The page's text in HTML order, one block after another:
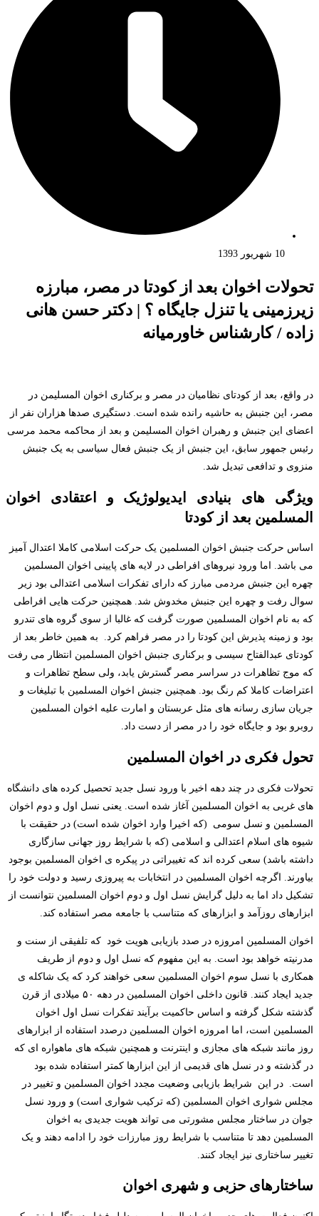
10 شهریور 1393
تحولات اخوان بعد از کودتا در مصر، مبارزه
زیرزمینی یا تنزل جایگاه ؟ | دکتر حسن هانی
زاده / کارشناس خاورمیانه
در واقع، بعد از کودتای نظامیان در مصر و برکناری اخوان المسلیمن در
مصر، این جنبش به حاشیه رانده شده است. دستگیری صدها هزاران نفر از
اعضای این جنبش و رهبران اخوان المسلیمن و بعد از محاکمه محمد مرسی
رئیس جمهور سابق، این جنبش از یک جنبش فعال سیاسی به یک جنبش
منزوی و تدافعی تبدیل شد.
ویژگی های بنیادی ایدیولوژیک و اعتقادی اخوان
المسلمین بعد از کودتا
اساس حرکت جنبش اخوان المسلمین یک حرکت اسلامی کاملا اعتدال آمیز
می باشد. اما ورود نیروهای افراطی در لایه های پایینی اخوان المسلمین
چهره این جنبش مردمی مبارز که دارای تفکرات اسلامی اعتدالی بود زیر
سوال رفت و چهره این جنبش مخدوش شد. همچنین حرکت هایی افراطی
که به نام اخوان المسلمین صورت گرفت که غالبا از سوی گروه های تندرو
بود و زمینه پذیرش این کودتا را در مصر فراهم کرد. به همین خاطر بعد از
کودتای عبدالفتاح سیسی و برکناری جنبش اخوان المسلمین انتظار می رفت
که موج تظاهرات در سراسر مصر گسترش یابد، ولی سطح تظاهرات و
اعتراضات کاملا کم رنگ بود. همچنین جنبش اخوان المسلمین با تبلیغات و
جریان سازی رسانه های مثل عربستان و امارت علیه اخوان المسلمین
روبرو بود و جایگاه خود را در مصر از دست داد.
تحول فکری در اخوان المسلمین
تحولات فکری در چند دهه اخیر با ورود نسل جدید تحصیل کرده های دانشگاه
های غربی به اخوان المسلمین آغاز شده است. یعنی نسل اول و دوم اخوان
المسلمین و نسل سومی (که اخیرا وارد اخوان شده است) در حقیقت با
شیوه های اسلام اعتدالی و اسلامی (که با شرایط روز جهانی سازگاری
داشته باشد) سعی کرده اند که تغییراتی در پیکره ی اخوان المسلمین بوجود
بیاورند. اگرچه اخوان المسلمین در انتخابات به پیروزی رسید و دولت خود را
تشکیل داد اما به دلیل گرایش نسل اول و دوم اخوان المسلمین نتوانست از
ابزارهای روزآمد و ابزارهای که متناسب با جامعه مصر استفاده کند.
اخوان المسلمین امروزه در صدد بازیابی هویت خود که تلفیقی از سنت و
مدرنیته خواهد بود است. به این مفهوم که نسل اول و دوم از طریف
همکاری با نسل سوم اخوان المسلمین سعی خواهند کرد که یک شاکله ی
جدید ایجاد کنند. قانون داخلی اخوان المسلمین در دهه ۵۰ میلادی از قرن
گذشته شکل گرفته و اساس حاکمیت برآیند تفکرات نسل اول اخوان
المسلمین است، اما امروزه اخوان المسلمین درصدد استفاده از ابزارهای
روز مانند شبکه های مجازی و اینترنت و همچنین شبکه های ماهواره ای که
در گذشته و در نسل های قدیمی از این ابزارها کمتر استفاده شده بود
است. در این شرایط بازیابی وضعیت مجدد اخوان المسلمین و تغییر در
مجلس شواری اخوان المسلمین (که ترکیب شواری است) و ورود نسل
جوان در ساختار مجلس مشورتی می تواند هویت جدیدی به اخوان
المسلمین دهد تا متناسب با شرایط روز مبارزات خود را ادامه دهند و یک
تغییر ساختاری نیز ایجاد کنند.
ساختارهای حزبی و شهری اخوان